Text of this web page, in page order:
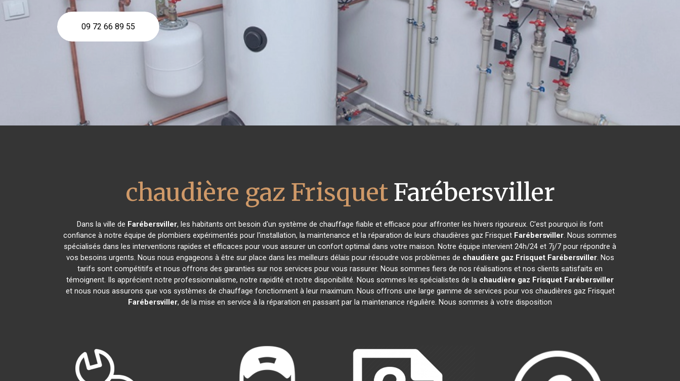
09 72 66 89 55
chaudière gaz FrisquetFarébersviller
Dans la ville de Farébersviller, les habitants ont besoin d'un système de chauffage fiable et efficace pour affronter les hivers rigoureux. C'est pourquoi ils font
confiance à notre équipe de plombiers expérimentés pour l'installation, la maintenance et la réparation de leurs chaudières gaz Frisquet Farébersviller. Nous sommes
spécialisés dans les interventions rapides et efficaces pour vous assurer un confort optimal dans votre maison. Notre équipe intervient 24h/24 et 7j/7 pour répondre à
vos besoins urgents. Nous nous engageons à être sur place dans les meilleurs délais pour résoudre vos problèmes de chaudière gaz Frisquet Farébersviller. Nos
tarifs sont compétitifs et nous offrons des garanties sur nos services pour vous rassurer. Nous sommes fiers de nos réalisations et nos clients satisfaits en
témoignent. Ils apprécient notre professionnalisme, notre rapidité et notre disponibilité. Nous sommes les spécialistes de la chaudière gaz Frisquet Farébersviller
et nous nous assurons que vos systèmes de chauffage fonctionnent à leur maximum. Nous offrons une large gamme de services pour vos chaudières gaz Frisquet
Farébersviller, de la mise en service à la réparation en passant par la maintenance régulière. Nous sommes à votre disposition